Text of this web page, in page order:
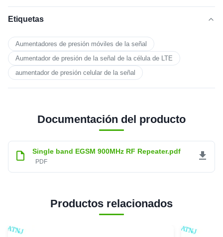
Etiquetas
Aumentadores de presión móviles de la señal
Aumentador de presión de la señal de la célula de LTE
aumentador de presión celular de la señal
Documentación del producto
Single band EGSM 900MHz RF Repeater.pdf
PDF
Productos relacionados